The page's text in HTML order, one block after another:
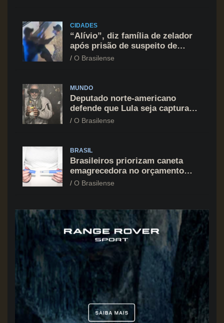
CIDADES
“Alívio”, diz família de zelador
após prisão de suspeito de
agressão na Asa Norte
O Brasilense
MUNDO
Deputado norte-americano
defende que Lula seja capturado
assim como Nicolás Maduro
O Brasilense
BRASIL
Brasileiros priorizam caneta
emagrecedora no orçamento
mesmo em situação de aperto
O Brasilense